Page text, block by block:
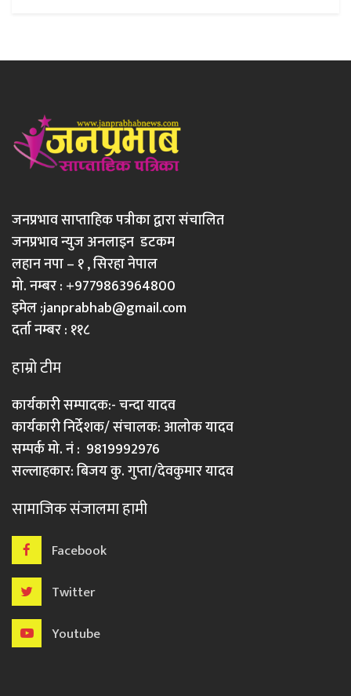
जनप्रभाव साप्ताहिक पत्रीका द्वारा संचालित
जनप्रभाव न्युज अनलाइन डटकम
लहान नपा – १ , सिरहा नेपाल
मो. नम्बर : +9779863964800
इमेल :janprabhab@gmail.com
दर्ता नम्बर : ११८
हाम्रो टीम
कार्यकारी सम्पादक:- चन्दा यादव
कार्यकारी निर्देशक/ संचालक: आलोक यादव
सम्पर्क मो. नं : 9819992976
सल्लाहकार: बिजय कु. गुप्ता/देवकुमार यादव
सामाजिक संजालमा हामी
Facebook
Twitter
Youtube